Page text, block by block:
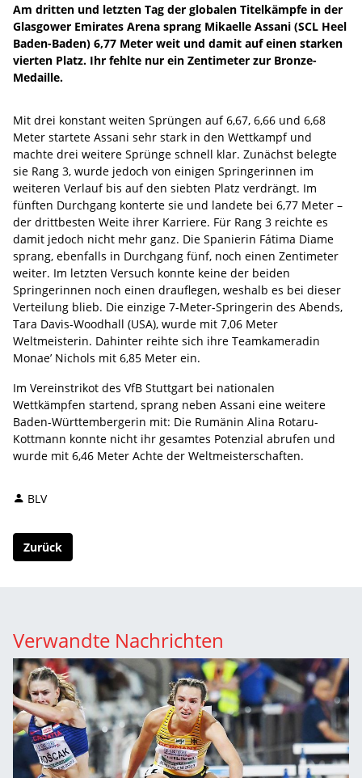
Am dritten und letzten Tag der globalen Titelkämpfe in der
Glasgower Emirates Arena sprang Mikaelle Assani (SCL Heel
Baden-Baden) 6,77 Meter weit und damit auf einen starken
vierten Platz. Ihr fehlte nur ein Zentimeter zur Bronze-
Medaille.
Mit drei konstant weiten Sprüngen auf 6,67, 6,66 und 6,68
Meter startete Assani sehr stark in den Wettkampf und
machte drei weitere Sprünge schnell klar. Zunächst belegte
sie Rang 3, wurde jedoch von einigen Springerinnen im
weiteren Verlauf bis auf den siebten Platz verdrängt. Im
fünften Durchgang konterte sie und landete bei 6,77 Meter –
der drittbesten Weite ihrer Karriere. Für Rang 3 reichte es
damit jedoch nicht mehr ganz. Die Spanierin Fátima Diame
sprang, ebenfalls in Durchgang fünf, noch einen Zentimeter
weiter. Im letzten Versuch konnte keine der beiden
Springerinnen noch einen drauflegen, weshalb es bei dieser
Verteilung blieb. Die einzige 7-Meter-Springerin des Abends,
Tara Davis-Woodhall (USA), wurde mit 7,06 Meter
Weltmeisterin. Dahinter reihte sich ihre Teamkameradin
Monae’ Nichols mit 6,85 Meter ein.
Im Vereinstrikot des VfB Stuttgart bei nationalen
Wettkämpfen startend, sprang neben Assani eine weitere
Baden-Württembergerin mit: Die Rumänin Alina Rotaru-
Kottmann konnte nicht ihr gesamtes Potenzial abrufen und
wurde mit 6,46 Meter Achte der Weltmeisterschaften.
BLV
Zurück
Verwandte Nachrichten